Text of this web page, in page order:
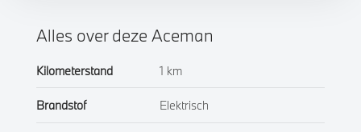
Alles over deze Aceman
Kilometerstand 1 km
Brandstof Elektrisch